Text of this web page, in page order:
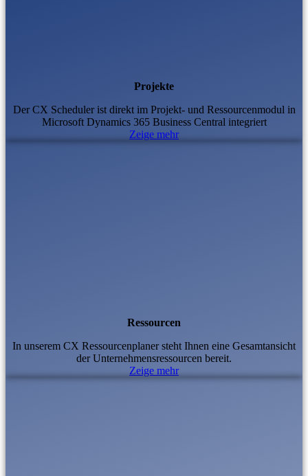
Projekte
Der CX Scheduler ist direkt im Projekt- und Ressourcenmodul in
Microsoft Dynamics 365 Business Central integriert
Zeige mehr
Ressourcen
In unserem CX Ressourcenplaner steht Ihnen eine Gesamtansicht
der Unternehmensressourcen bereit.
Zeige mehr